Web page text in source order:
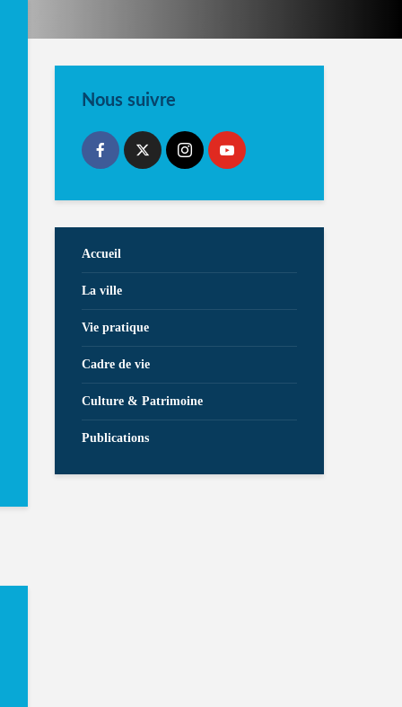
Nous suivre
Accueil
La ville
Vie pratique
Cadre de vie
Culture & Patrimoine
Publications